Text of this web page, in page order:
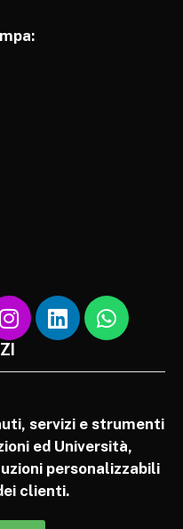
servizi e strumenti
ed Università,
personalizzabili
clienti.